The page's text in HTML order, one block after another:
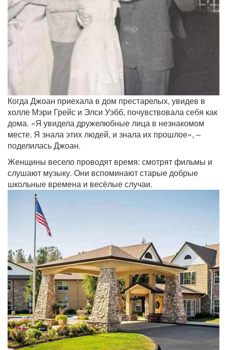
Когда Джоан приехала в дом престарелых, увидев в
холле Мэри Грейс и Элси Уэбб, почувствовала себя как
дома. «Я увидела дружелюбные лица в незнакомом
месте. Я знала этих людей, и знала их прошлое», –
поделилась Джоан.
Женщины весело проводят время: смотрят фильмы и
слушают музыку. Они вспоминают старые добрые
школьные времена и весёлые случаи.